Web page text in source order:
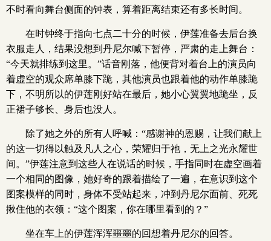
不时看向舞台侧面的钟表，算着距离结束还有多长时间。
在时钟终于指向七点二十分的时候，伊莲准备去后台换
衣服走人，结果没想到丹尼尔喊下暂停，严肃的走上舞台：
“今天就排练到这里。”话音刚落，他便背对着台上的演员向
着虚空的观众席单膝下跪，其他演员也跟着他的动作单膝跪
下，不明所以的伊莲刚好站在最后，她小心翼翼地跪坐，反
正裙子够长、身后也没人。
除了她之外的所有人呼喊：“感谢神的恩赐，让我们献上
的这一切得以触及凡人之心，荣耀归于祂，无上之光永耀世
间。”伊莲注意到这些人在说话的时候，手指同时在虚空画着
一个相同的图像，她好奇的跟着描绘了一遍，在意识到这个
图案模样的同时，身体不受站起来，冲到丹尼尔面前、死死
揪住他的衣领：“这个图案，你在哪里看到的？”
坐在车上的伊莲浑浑噩噩的回想着丹尼尔的回答。